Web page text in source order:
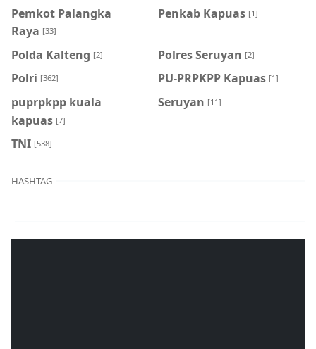
Pemkot Palangka
Raya [33]
Penkab Kapuas [1]
Polda Kalteng [2] Polres Seruyan [2]
Polri [362] PU-PRPKPP Kapuas [1]
puprpkpp kuala
kapuas [7]
Seruyan [11]
TNI [538]
HASHTAG